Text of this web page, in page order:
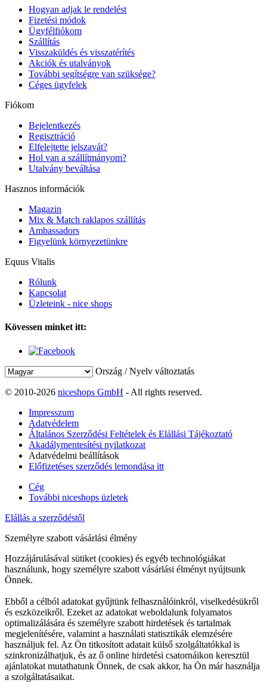
Hogyan adjak le rendelést
Fizetési módok
Ügyfélfiókom
Szállítás
Visszaküldés és visszatérítés
Akciók és utalványok
További segítségre van szüksége?
Céges ügyfelek
Fiókom
Bejelentkezés
Regisztráció
Elfelejtette jelszavát?
Hol van a szállítmányom?
Utalvány beváltása
Hasznos információk
Magazin
Mix & Match raklapos szállítás
Ambassadors
Figyelünk környezetünkre
Equus Vitalis
Rólunk
Kapcsolat
Üzleteink - nice shops
Kövessen minket itt:
Ország / Nyelv változtatás
© 2010-2026 niceshops GmbH - All rights reserved.
Impresszum
Adatvédelem
Általános Szerződési Feltételek és Elállási Tájékoztató
Akadálymentesítési nyilatkozat
Adatvédelmi beállítások
Előfizetéses szerződés lemondása itt
Cég
További niceshops üzletek
Elállás a szerződéstől
Személyre szabott vásárlási élmény
Hozzájárulásával sütiket (cookies) és egyéb technológiákat
használunk, hogy személyre szabott vásárlási élményt nyújtsunk
Önnek.
Ebből a célból adatokat gyűjtünk felhasználóinkról, viselkedésükről
és eszközeikről. Ezeket az adatokat weboldalunk folyamatos
optimalizálására és személyre szabott hirdetések és tartalmak
megjelenítésére, valamint a használati statisztikák elemzésére
használjuk fel. Az Ön titkosított adatait külső szolgáltatókkal is
szinkronizálhatjuk, és az ő online hirdetési csatornáikon keresztül
ajánlatokat mutathatunk Önnek, de csak akkor, ha Ön már használja
a szolgáltatásaikat.